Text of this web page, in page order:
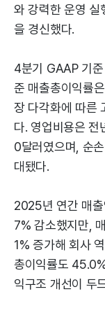
와 강력한 운영
을 경신했다.
4분기 GAAP 기
준 매출총이익률
장 다각화에 따른
다. 영업비용은
0달러였으며, 순
대됐다.
2025년 연간 매
7% 감소했지만,
1% 증가해 회사
총이익률도
익구조 개선이 두